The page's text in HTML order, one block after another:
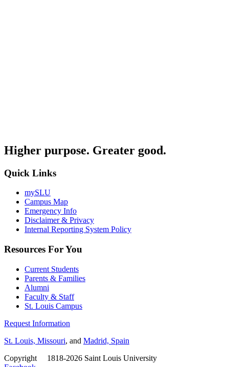
Higher purpose. Greater good.
Quick Links
mySLU
Campus Map
Emergency Info
Disclaimer & Privacy
Internal Reporting System Policy
Resources For You
Current Students
Parents & Families
Alumni
Faculty & Staff
St. Louis Campus
Request Information
St. Louis, Missouri, and Madrid, Spain
Copyright
1818-2026 Saint Louis University